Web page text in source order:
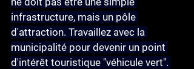
infrastructure, mais un pôle
d'attraction. Travaillez avec la
municipalité pour devenir un point
d'intérêt touristique "véhicule vert".